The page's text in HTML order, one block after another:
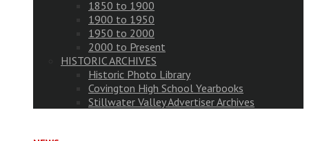
1850 to 1900
1900 to 1950
1950 to 2000
2000 to Present
HISTORIC ARCHIVES
Historic Photo Library
Covington High School Yearbooks
Stillwater Valley Advertiser Archives